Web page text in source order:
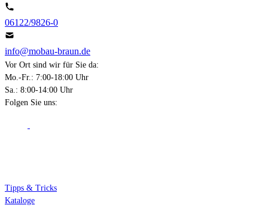
06122/9826-0
info@mobau-braun.de
Vor Ort sind wir für Sie da:
Mo.-Fr.: 7:00-18:00 Uhr
Sa.: 8:00-14:00 Uhr
Folgen Sie uns:
Tipps & Tricks
Kataloge